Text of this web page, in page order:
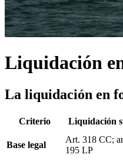
Liquidación
La liquidación en
Criterio Liquidación
Base legal
Art. 318 CC;
195 LP